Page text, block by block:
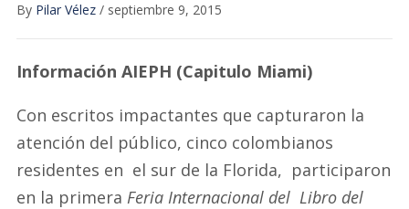
By Pilar Vélez/ septiembre 9, 2015
Información AIEPH (Capitulo Miami)
Con escritos impactantes que capturaron la
atención del público, cinco colombianos
residentes en el sur de la Florida, participaron
en la primera Feria Internacional del Libro del